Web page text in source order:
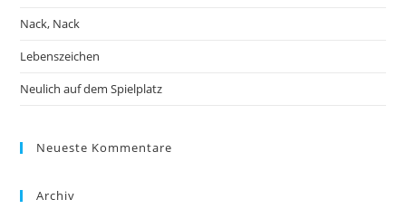
Nack, Nack
Lebenszeichen
Neulich auf dem Spielplatz
Neueste Kommentare
Archiv